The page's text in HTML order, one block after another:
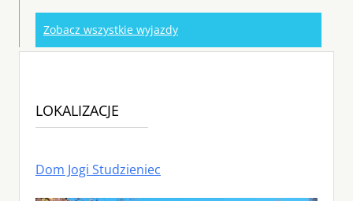
Zobacz wszystkie wyjazdy
LOKALIZACJE
Dom Jogi Studzieniec